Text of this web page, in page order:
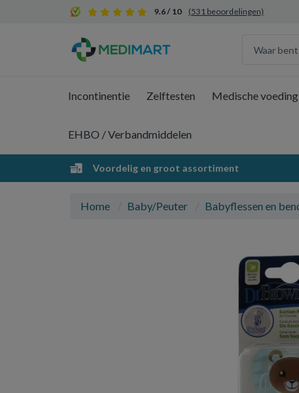
9.6 / 10 (531 beoordelingen)
Incontinentie Zelftesten Medische voeding
EHBO / Verbandmiddelen
Voordelig en groot assortiment
Home Baby/Peuter Babyflessen en